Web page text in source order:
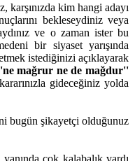
karşınızda kim hangi adayı
bekleseydiniz veya
ve o zaman ister bu
bir siyaset yarışında
istediğinizi açıklayarak
mağrur ne de mağdur''
gideceğiniz yolda
bugün şikayetçi olduğunuz
çok kalabalık vardı